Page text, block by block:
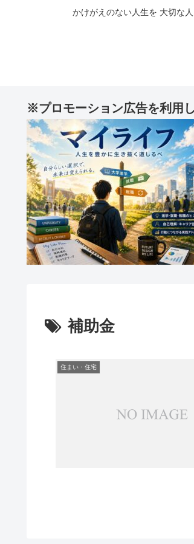
かけがえのない人生を 大切な
※プロモーション広告を利用し
補助金
住まい・住宅